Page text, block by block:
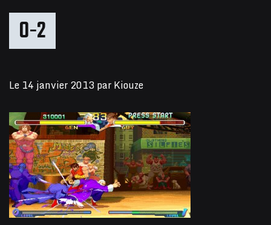
0-2
Le 14 janvier 2013parKiouze